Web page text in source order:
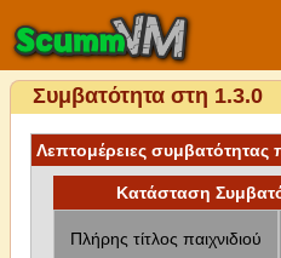
Συμβατότητα στη 1.3.0
Λεπτομέρειες συμβατότητας
Κατάσταση
Πλήρης τίτλος παιχνιδιού